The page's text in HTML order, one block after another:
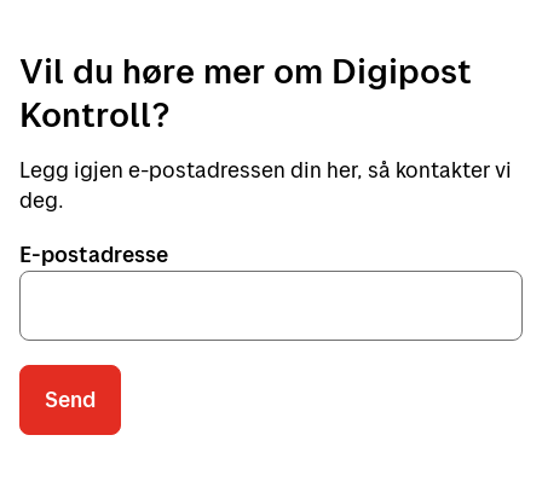
Vil du høre mer om Digipost
Kontroll?
Legg igjen e-postadressen din her, så kontakter vi
deg.
E-postadresse
Send